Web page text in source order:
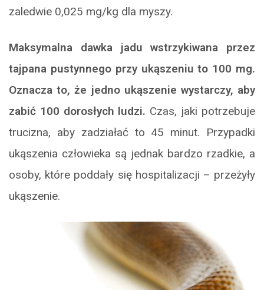
zaledwie 0,025 mg/kg dla myszy.
Maksymalna dawka jadu wstrzykiwana przez
tajpana pustynnego przy ukąszeniu to 100 mg.
Oznacza to, że jedno ukąszenie wystarczy, aby
zabić 100 dorosłych ludzi. Czas, jaki potrzebuje
trucizna, aby zadziałać to 45 minut. Przypadki
ukąszenia człowieka są jednak bardzo rzadkie, a
osoby, które poddały się hospitalizacji – przeżyły
ukąszenie.